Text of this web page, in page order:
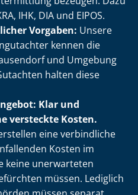
IHK, DIA und EIPOS.
Vorgaben: Unsere
kennen die
und Umgebung
halten diese
Klar und
versteckte Kosten.
eine verbindliche
Kosten im
keine unerwarteten
müssen. Lediglich